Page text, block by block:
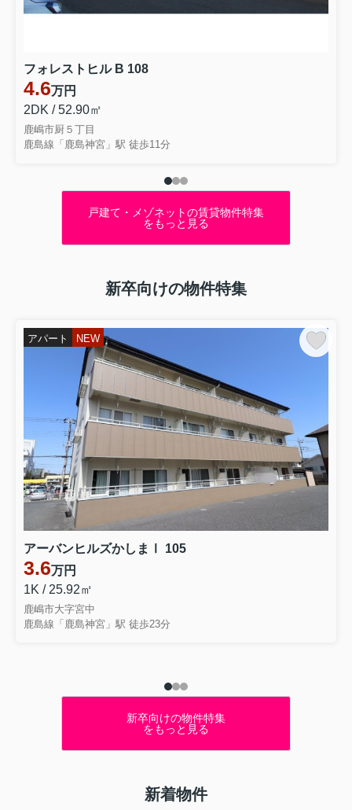
フォレストヒル B 108
4.6万円
2DK / 52.90㎡
鹿嶋市厨５丁目
鹿島線「鹿島神宮」駅 徒歩11分
戸建て・メゾネットの賃貸物件特集
をもっと見る
新卒向けの物件特集
アパート NEW
アーバンヒルズかしまⅠ 105
3.6万円
1K / 25.92㎡
鹿嶋市大字宮中
鹿島線「鹿島神宮」駅 徒歩23分
新卒向けの物件特集
をもっと見る
新着物件